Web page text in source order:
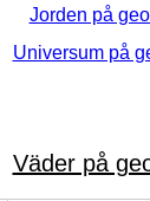
Jorden på
Universum på
Väder på